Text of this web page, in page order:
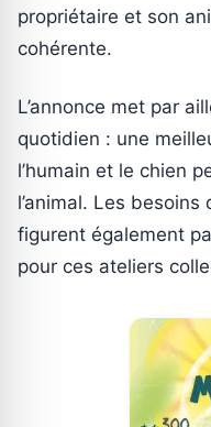
propriétaire et son
cohérente.
L’annonce met par
quotidien : une
l’humain et le chien
l’animal. Les
figurent également
pour ces ateliers